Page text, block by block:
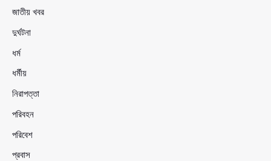
জাতীয় খবর
দুর্ঘটনা
ধর্ম
ধর্মীয়
নিরাপত্তা
পরিবহন
পরিবেশ
প্রবাস